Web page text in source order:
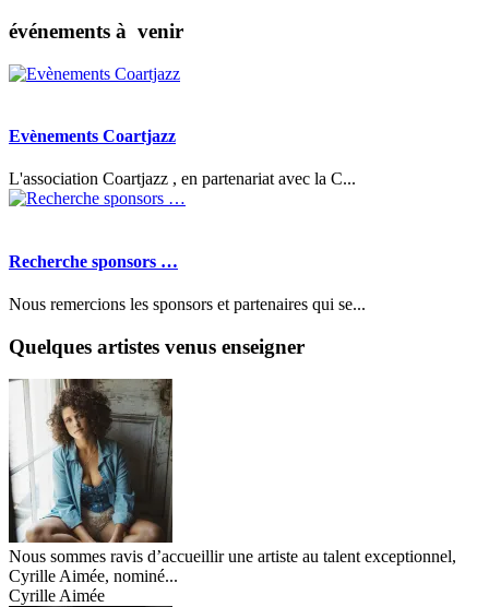
événements à venir
Evènements Coartjazz
L'association Coartjazz , en partenariat avec la C...
Recherche sponsors …
Nous remercions les sponsors et partenaires qui se...
Quelques artistes venus enseigner
Nous sommes ravis d’accueillir une artiste au talent exceptionnel,
Cyrille Aimée, nominé...
Cyrille Aimée